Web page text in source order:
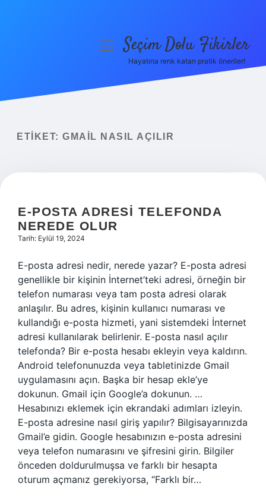
Yasal Uyarı
menüyüSeçim Dolu Fikirler
Hayatına renk katan pratik öneriler!
ETIKET: GMAIL NASIL AÇILIR
E-POSTA ADRESI TELEFONDA
NEREDE OLUR
Tarih: Eylül 19, 2024
E-posta adresi nedir, nerede yazar? E-posta adresi
genellikle bir kişinin İnternet’teki adresi, örneğin bir
telefon numarası veya tam posta adresi olarak
anlaşılır. Bu adres, kişinin kullanıcı numarası ve
kullandığı e-posta hizmeti, yani sistemdeki İnternet
adresi kullanılarak belirlenir. E-posta nasıl açılır
telefonda? Bir e-posta hesabı ekleyin veya kaldırın.
Android telefonunuzda veya tabletinizde Gmail
uygulamasını açın. Başka bir hesap ekle’ye
dokunun. Gmail için Google’a dokunun. …
Hesabınızı eklemek için ekrandaki adımları izleyin.
E-posta adresine nasıl giriş yapılır? Bilgisayarınızda
Gmail’e gidin. Google hesabınızın e-posta adresini
veya telefon numarasını ve şifresini girin. Bilgiler
önceden doldurulmuşsa ve farklı bir hesapta
oturum açmanız gerekiyorsa, “Farklı bir…